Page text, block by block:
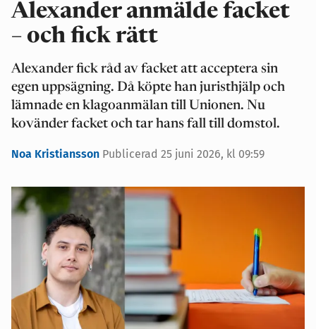
Alexander anmälde facket
– och fick rätt
Alexander fick råd av facket att acceptera sin
egen uppsägning. Då köpte han juristhjälp och
lämnade en klagoanmälan till Unionen. Nu
kovänder facket och tar hans fall till domstol.
Noa Kristiansson Publicerad 25 juni 2026, kl 09:59